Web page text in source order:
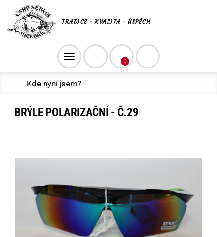
TRADICE - KVALITA - ÚSPĚCH
Toggle
navigation
0
Kde nyní jsem?
BRÝLE POLARIZAČNÍ - Č.29